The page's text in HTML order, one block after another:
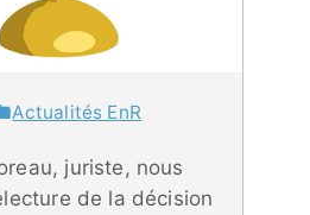
Actualités EnR
juriste, nous
de la décision